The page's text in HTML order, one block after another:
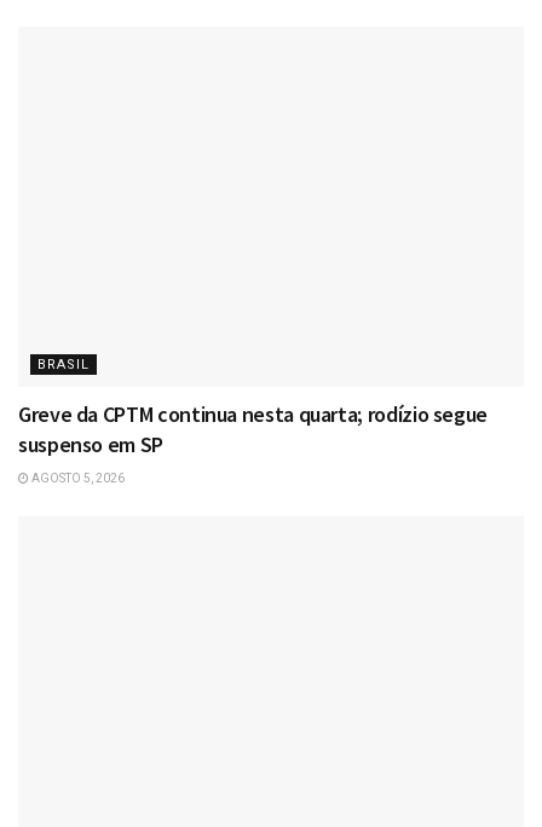
BRASIL
Greve da CPTM continua nesta quarta; rodízio segue
suspenso em SP
AGOSTO 5, 2026